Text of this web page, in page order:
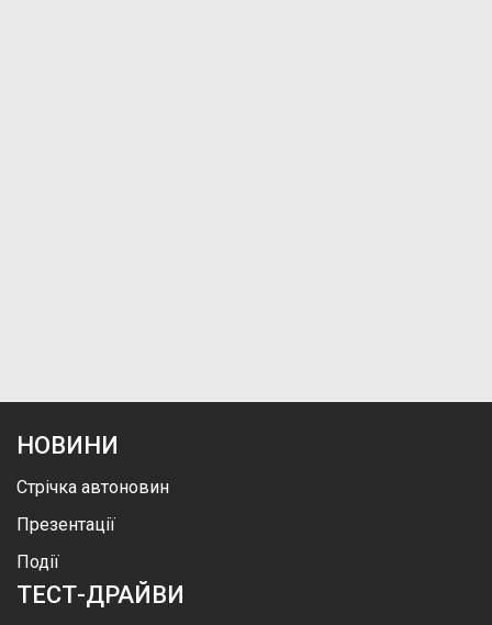
НОВИНИ
Стрічка автоновин
Презентації
Події
ТЕСТ-ДРАЙВИ